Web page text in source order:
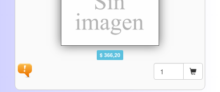
$ 366,20